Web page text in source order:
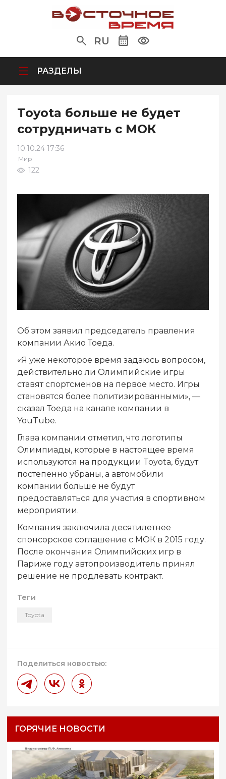
RU
РАЗДЕЛЫ
Toyota больше не будет
сотрудничать с МОК
10.10.24 17:36
Мир
122
Об этом заявил председатель правления
компании Акио Тоеда.
«Я уже некоторое время задаюсь вопросом,
действительно ли Олимпийские игры
ставят спортсменов на первое место. Игры
становятся более политизированными», —
сказал Тоеда на канале компании в
YouTube.
Глава компании отметил, что логотипы
Олимпиады, которые в настоящее время
используются на продукции Toyota, будут
постепенно убраны, а автомобили
компании больше не будут
предоставляться для участия в спортивном
мероприятии.
Компания заключила десятилетнее
спонсорское соглашение с МОК в 2015 году.
После окончания Олимпийских игр в
Париже году автопроизводитель принял
решение не продлевать контракт.
Теги
Toyota
Поделиться новостью:
ГОРЯЧИЕ НОВОСТИ